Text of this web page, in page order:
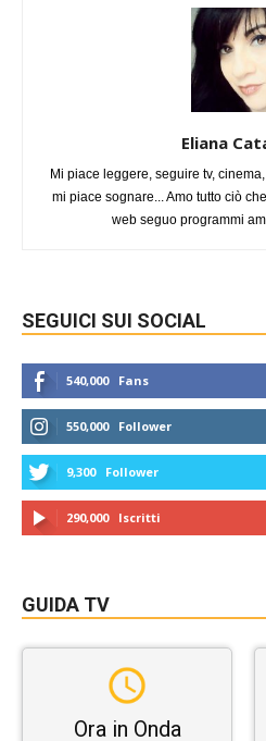
Eliana
Mi piace leggere, seguire tv,
mi piace sognare... Amo tutto ciò
web seguo programmi
SEGUICI SUI SOCIAL
540,000 Fans
550,000 Follower
9,300 Follower
290,000 Iscritti
GUIDA TV
Ora in Onda